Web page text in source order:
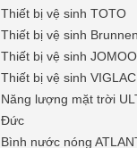
Thiết bị vệ sinh TOTO
Thiết bị vệ sinh
Thiết bị vệ sinh JOMOO
Thiết bị vệ sinh
Năng lượng mặt trời
Đức
Bình nước nóng